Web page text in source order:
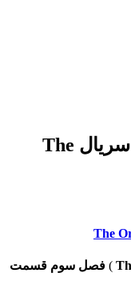
دانلود قسمت 13 فصل سوم سریال The
) فصل سوم قسمت